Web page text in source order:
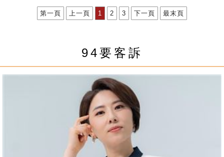
第一頁 上一頁 1 2 3 下一頁 最末頁
94要客訴